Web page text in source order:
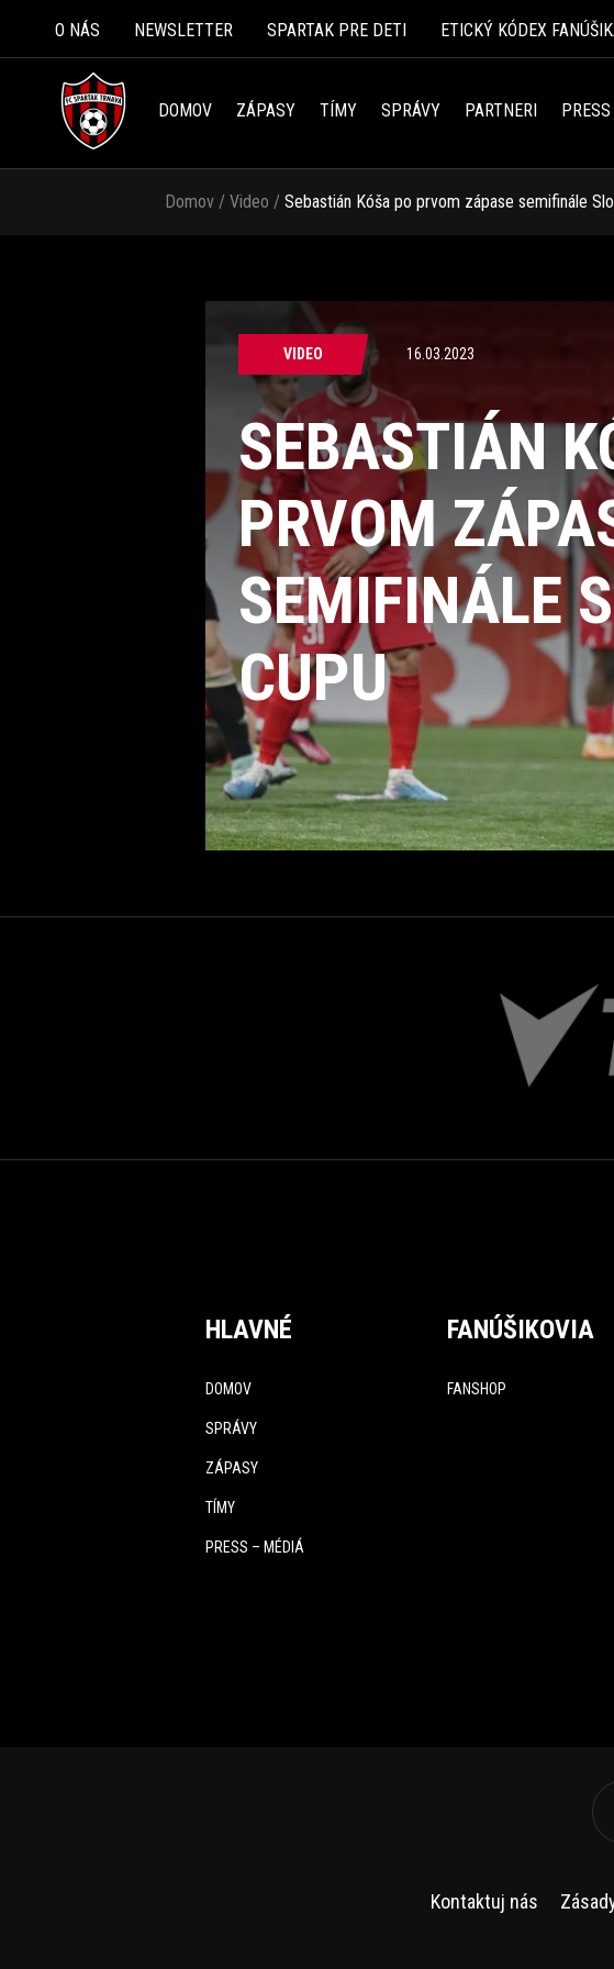
O NÁS NEWSLETTER SPARTAK PRE DETI ETICKÝ KÓDEX
DOMOV ZÁPASY TÍMY SPRÁVY PARTNERI
Domov / Video / Sebastián Kóša po prvom zápase semifinále
VIDEO 16.03.2023
SEBASTIÁN
PRVOM
SEMIFINÁLE
CUPU
HLAVNÉ
DOMOV
SPRÁVY
ZÁPASY
TÍMY
PRESS – MÉDIÁ
FANÚŠIKOVIA
FANSHOP
Kontaktuj nás